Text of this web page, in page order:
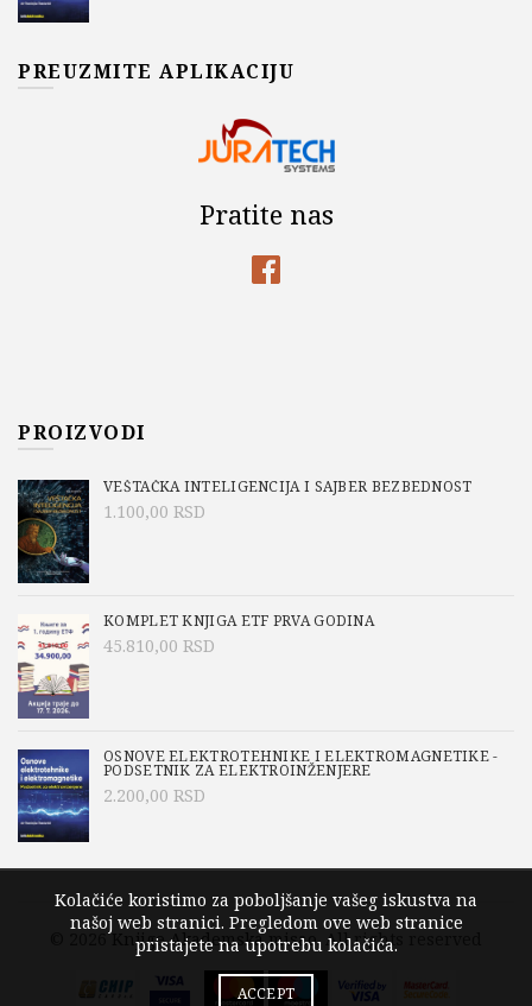
PREUZMITE APLIKACIJU
Pratite nas
PROIZVODI
VEŠTAČKA INTELIGENCIJA I SAJBER BEZBEDNOST
1.100,00 RSD
KOMPLET KNJIGA ETF PRVA GODINA
45.810,00 RSD
OSNOVE ELEKTROTEHNIKE I ELEKTROMAGNETIKE -
PODSETNIK ZA ELEKTROINŽENJERE
2.200,00 RSD
© 2026 Knjige Akademska misao. All rights reserved
Kolačiće koristimo za poboljšanje vašeg iskustva na
našoj web stranici. Pregledom ove web stranice
pristajete na upotrebu kolačića.
ACCEPT